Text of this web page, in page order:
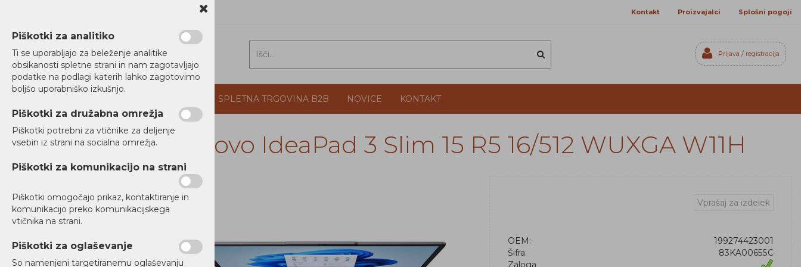
Kontakt Proizvajalci Splošni pogoji
Registriraj se
Prijava / registracija
SPLETNA TRGOVINA B2B NOVICE KONTAKT
RAČUNALNIKI
Prenosniki
Gaming
Za vsakdanjo rabo / Multimedijski
Prenosniki
Namizni Računalniki
Lenovo IdeaPad 3 Slim 15 R5 16/512 WUXGA W11H
Vprašaj za izdelek
OEM:
199274423001
Šifra:
83KA0065SC
Zaloga
Piškotki za analitiko
Ti se uporabljajo za beleženje analitike
obsikanosti spletne strani in nam zagotavljajo
podatke na podlagi katerih lahko zagotovimo
boljšo uporabniško izkušnjo.
Piškotki za družabna omrežja
Piškotki potrebni za vtičnike za deljenje
vsebin iz strani na socialna omrežja.
Piškotki za komunikacijo na strani
Piškotki omogočajo prikaz, kontaktiranje in
komunikacijo preko komunikacijskega
vtičnika na strani.
Piškotki za oglaševanje
So namenjeni targetiranemu oglaševanju